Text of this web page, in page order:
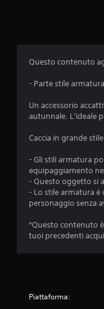
Questo contenuto
- Parte stile
Un accessorio
autunnale. L'ideale
Caccia in grande
- Gli stili armatura
equipaggiamento
- Questo oggetto si
- Lo stile armatura è
personaggio senza
*Questo contenuto
tuoi precedenti
Piattaforma: